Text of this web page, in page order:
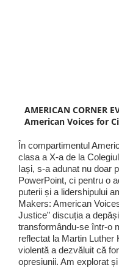
AMERICAN CORNER
American Voices for
În compartimentul
clasa a X-a de la
Iași, s-a adunat nu doar
PowerPoint, ci pentru o
puterii și a lidershipului
Makers: American
Justice” discuția a
transformându-se într-o
reflectat la Martin Luther
violentă a dezvăluit că
opresiunii. Am explorat